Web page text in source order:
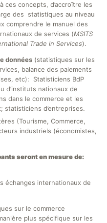
ces concepts, d’accroître les
des statistiques au niveau
comprendre le manuel des
de services (MSITS
Trade in Services).
données (statistiques sur les
balance des paiements
etc): Statisticiens BdP
d’instituts nationaux de
dans le commerce et les
statisticiens d’entreprises.
(Tourisme, Commerce,
industriels (économistes,
seront en mesure de:
échanges internationaux de
sur le commerce
plus spécifique sur les